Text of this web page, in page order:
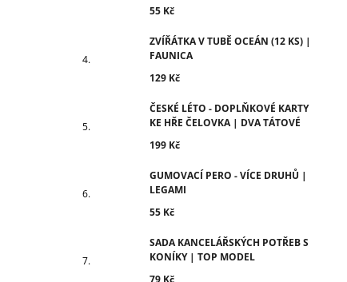
55 Kč
ZVÍŘÁTKA V TUBĚ OCEÁN (12 KS) |
FAUNICA
129 Kč
ČESKÉ LÉTO - DOPLŇKOVÉ KARTY
KE HŘE ČELOVKA | DVA TÁTOVÉ
199 Kč
GUMOVACÍ PERO - VÍCE DRUHŮ |
LEGAMI
55 Kč
SADA KANCELÁŘSKÝCH POTŘEB S
KONÍKY | TOP MODEL
79 Kč